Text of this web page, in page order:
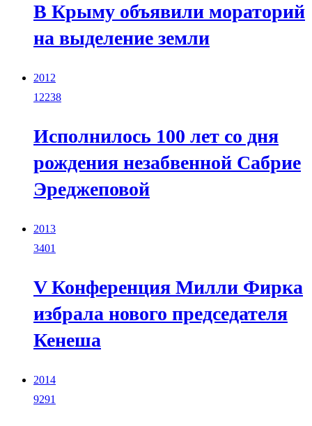
В Крыму объявили мораторий
на выделение земли
2012
12238
Исполнилось 100 лет со дня
рождения незабвенной Сабрие
Эреджеповой
2013
3401
V Конференция Милли Фирка
избрала нового председателя
Кенеша
2014
9291